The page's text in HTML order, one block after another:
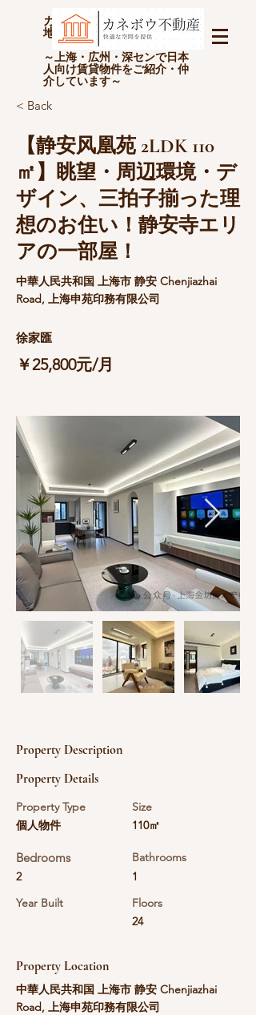
カネボウ不動産(上海金坊房
地产经纪有限公司)
～上海・広州・深センで日本
人向け賃貸物件をご紹介・仲
介しています～
< Back
【静安风凰苑 2LDK 110
㎡】眺望・周辺環境・デ
ザイン、三拍子揃った理
想のお住い！静安寺エリ
アの一部屋！
中華人民共和国 上海市 静安 Chenjiazhai
Road, 上海申苑印務有限公司
徐家匯
￥25,800元/月
Property Description
Property Details
Property Type
個人物件
Bedrooms
2
Year Built
Size
110㎡
Bathrooms
1
Floors
24
Property Location
中華人民共和国 上海市 静安 Chenjiazhai
Road, 上海申苑印務有限公司